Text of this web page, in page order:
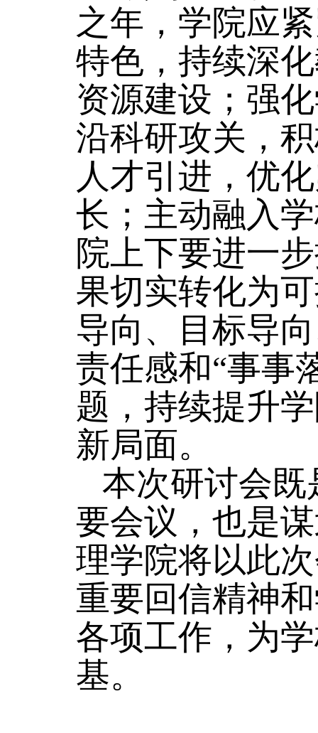
之年，学院应
特色，持续深
资源建设；强
沿科研攻关，
人才引进，优
长；主动融入
院上下要进一
果切实转化为
导向、目标导
责任感和“事事
题，持续提升
新局面。
本次研讨会
要会议，也是
理学院将以此
重要回信精神
各项工作，为
基。